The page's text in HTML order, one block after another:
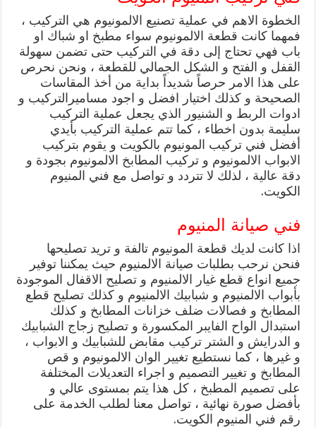
الخطوة الاهم في عملية تصنيع الالمونيوم هي التركيب ،
فمهما كانت قطعة الالمونيوم سواء مطبخ او شباك او
باب فهي تحتاج إلى دقة في التركيب حتى تضمن سهولة
القفل و الفتح و الشكل الجمالي للقطعة ، ونحن نحرص
على هذا الامر حرصاً شديداً بداية من أخذ المقاسات
الصحيحة و كذلك اختيار افضل و اجود مساميرالتركيب و
ادوات الربط و الشنيور الذي يجعل عملية التركيب
سليمة بدون اخطاء ، كما تتم عملية التركيب بأيدي
أفضل فني تركيب المونيوم بالكويت و يقوم بتركيب
الابواب الالمونيوم و تركيب المطابخ الالمونيوم بجودة و
دقة عالية ، لذلك لا تتردد و تواصل مع فني المنيوم
الكويت.
فني صيانة المنيوم
اذا كانت لديك قطعة المونيوم تالفة و تريد تصليحها
فنحن نرحب بطلبات صيانة الالمنيوم حيث يمكننا توفير
جميع انواع قطع غيار الالمنيوم و تصليح الاقفال الموجودة
بأبواب الالمنيوم و شبابيك الالمنيوم و كذلك تصليح قطع
المطابخ و فصالات ضلف خزانات المطابخ و كذلك
استبدال الواح الفايبر المكسورة و تصليح زجاج الشبابيك
و الدرايش و الشتر تركيب مقابض للشبابيك و الابواب ،
و غيرها ، كما نستطيع تغيير الوان الالمونيوم و قص
المطابخ و تغيير التصميم و اجراء التعديلات المختلفة
على تصميم المطبخ ، كل هذا يتم بمستوى عالي و
بأفضل صورة نهائية ، تواصل معنا لطلب الخدمة على
رقم فني المنيوم الكويت.